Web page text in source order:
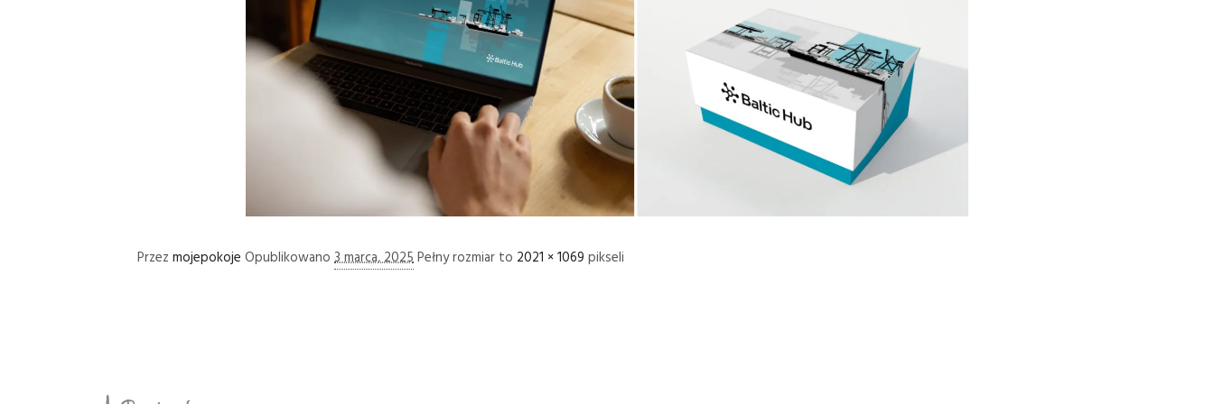
Przez mojepokoje Opublikowano 3 marca, 2025Pełny rozmiar to 2021 × 1069 pikseli